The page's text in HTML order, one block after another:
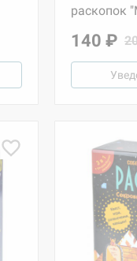
раскопок
140 ₽